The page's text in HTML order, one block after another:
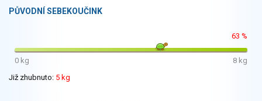
PŮVODNÍ SEBEKOUČINK
63 %
0 kg
8 kg
Již zhubnuto: 5 kg